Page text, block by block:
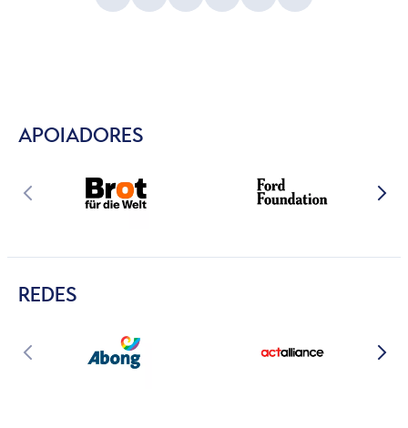
APOIADORES
REDES